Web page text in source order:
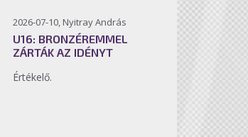
2026-07-10, Nyitray András
U16: BRONZÉREMMEL
ZÁRTÁK AZ IDÉNYT
Értékelő.